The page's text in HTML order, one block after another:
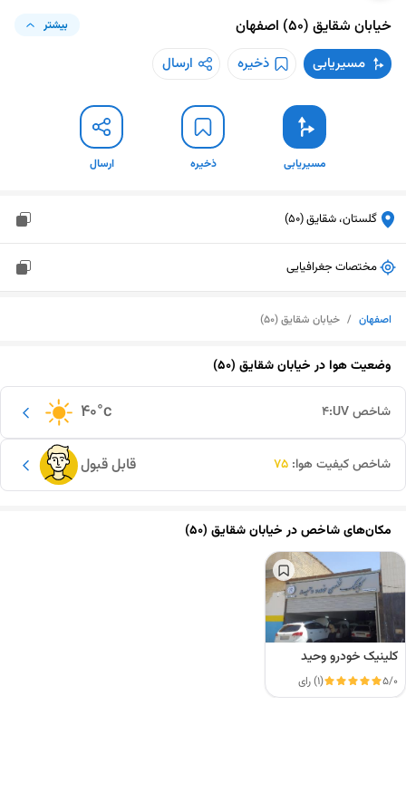
خیابان شقایق (۵۰) اصفهان بیشتر
مسیریابی ذخیره ارسال
مسیریابی ذخیره ارسال
گلستان، شقایق (50)
مختصات جغرافیایی
اصفهان / خیابان شقایق (۵۰)
وضعیت هوا درخیابان شقایق (۵۰)
40°c شاخص UV: 4
قابل قبول شاخص کیفیت هوا: 75
مکان‌های شاخص درخیابان شقایق (۵۰)
کلینیک خودرو وحید
5/0 (1) رای